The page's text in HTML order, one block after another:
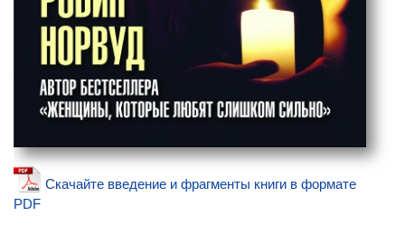
Скачайте введение и фрагменты книги в формате
PDF